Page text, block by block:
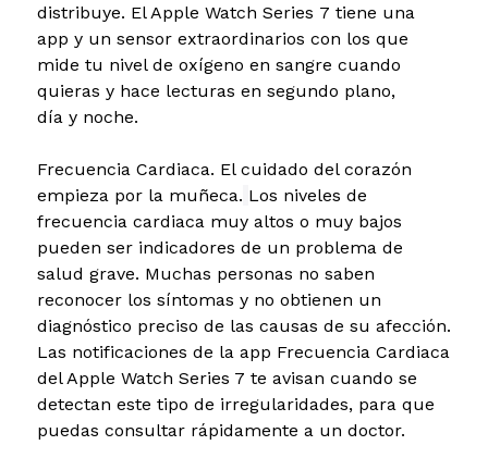
distribuye. El Apple Watch Series 7 tiene una
app y un sensor extraordinarios con los que
mide tu nivel de oxígeno en sangre cuando
quieras y hace lecturas en segundo plano,
día y noche.
Frecuencia Cardiaca. El cuidado del corazón
empieza por la muñeca. Los niveles de
frecuencia cardiaca muy altos o muy bajos
pueden ser indicadores de un problema de
salud grave. Muchas personas no saben
reconocer los síntomas y no obtienen un
diagnóstico preciso de las causas de su afección.
Las notificaciones de la app Frecuencia Cardiaca
del Apple Watch Series 7 te avisan cuando se
detectan este tipo de irregularidades, para que
puedas consultar rápidamente a un doctor.